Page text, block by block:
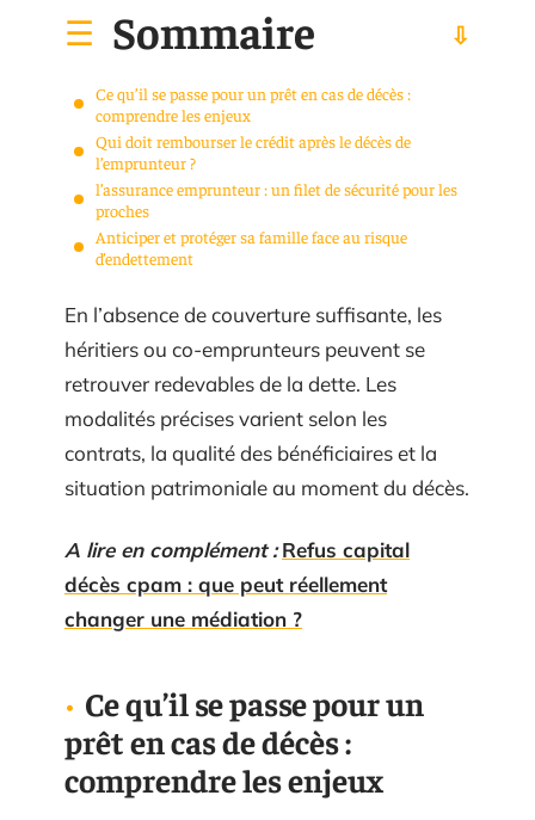
Sommaire
Ce qu’il se passe pour un prêt en cas de décès :
comprendre les enjeux
Qui doit rembourser le crédit après le décès de
l’emprunteur ?
l’assurance emprunteur : un filet de sécurité pour les
proches
Anticiper et protéger sa famille face au risque
d’endettement
En l’absence de couverture suffisante, les
héritiers ou co-emprunteurs peuvent se
retrouver redevables de la dette. Les
modalités précises varient selon les
contrats, la qualité des bénéficiaires et la
situation patrimoniale au moment du décès.
A lire en complément : Refus capital
décès cpam : que peut réellement
changer une médiation ?
Ce qu’il se passe pour un
prêt en cas de décès :
comprendre les enjeux